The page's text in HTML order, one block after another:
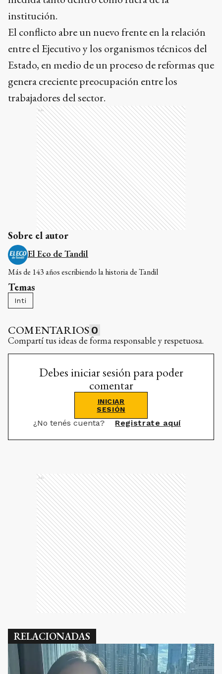
institución.
El conflicto abre un nuevo frente en la relación
entre el Ejecutivo y los organismos técnicos del
Estado, en medio de un proceso de reformas que
genera creciente preocupación entre los
trabajadores del sector.
Ads
Sobre el autor
El Eco de Tandil
Más de 143 años escribiendo la historia de Tandil
Temas
Inti
COMENTARIOS 0
Compartí tus ideas de forma responsable y respetuosa.
Debes iniciar sesión para poder
comentar
INICIAR
SESIÓN
¿No tenés cuenta? Registrate aquí
Ads
RELACIONADAS